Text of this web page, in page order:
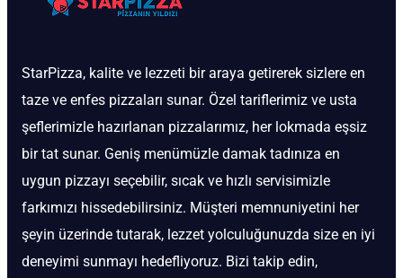
StarPizza, kalite ve lezzeti bir araya getirerek sizlere en
taze ve enfes pizzaları sunar. Özel tariflerimiz ve usta
şeflerimizle hazırlanan pizzalarımız, her lokmada eşsiz
bir tat sunar. Geniş menümüzle damak tadınıza en
uygun pizzayı seçebilir, sıcak ve hızlı servisimizle
farkımızı hissedebilirsiniz. Müşteri memnuniyetini her
şeyin üzerinde tutarak, lezzet yolculuğunuzda size en iyi
deneyimi sunmayı hedefliyoruz. Bizi takip edin,